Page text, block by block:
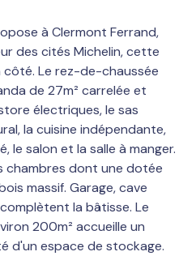
à Clermont Ferrand,
des cités Michelin, cette
côté. Le rez-de-chaussée
de 27m² carrelée et
électriques, le sas
la cuisine indépendante,
le salon et la salle à manger.
chambres dont une dotée
massif. Garage, cave
la bâtisse. Le
200m² accueille un
d'un espace de stockage.